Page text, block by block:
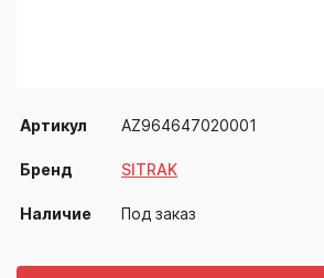
Артикул AZ964647020001
Бренд SITRAK
Наличие Под заказ